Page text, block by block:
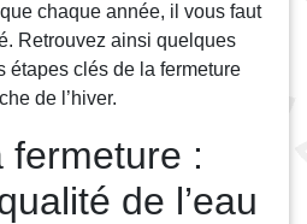
chaque année, il vous faut
Retrouvez ainsi quelques
étapes clés de la fermeture
de l’hiver.
fermeture :
de l’eau